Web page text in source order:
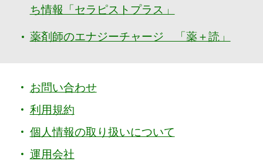
ち情報「セラピストプラス」
薬剤師のエナジーチャージ 「薬＋読」
お問い合わせ
利用規約
個人情報の取り扱いについて
運用会社